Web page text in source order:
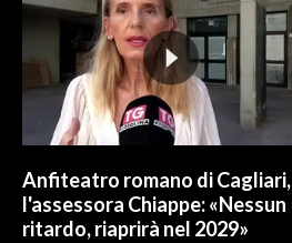
Anfiteatro romano di Cagliari,
l'assessora Chiappe: «Nessun
ritardo, riaprirà nel 2029»